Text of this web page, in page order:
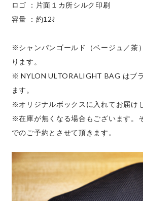
ロゴ ：片面１カ所シルク印刷
容量 ：約12ℓ
※シャンパンゴールド（ベージュ／茶
ります。
※ NYLON ULTORALIGHT BAG はブ
ます。
※オリジナルボックスに入れてお届け
※在庫が無くなる場合もございます。
でのご予約とさせて頂きます。